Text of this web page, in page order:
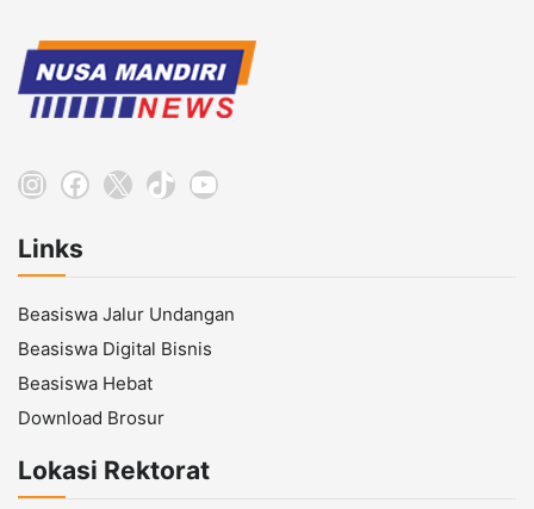
Instagram
Facebook
X TikTokYouTube
Links
Beasiswa Jalur Undangan
Beasiswa Digital Bisnis
Beasiswa Hebat
Download Brosur
Lokasi Rektorat